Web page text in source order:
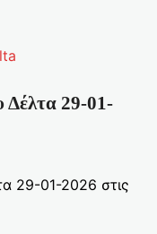
Δέλτα 29-01-
29-01-2026 στις